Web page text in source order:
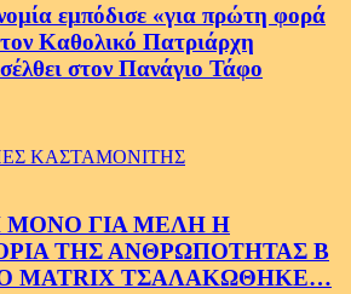
εμπόδισε «για πρώτη φορά
Καθολικό Πατριάρχη
στον Πανάγιο Τάφο
ΚΑΣΤΑΜΟΝΙΤΗΣ
ΓΙΑ ΜΕΛΗ Η
ΤΗΣ ΑΝΘΡΩΠΟΤΗΤΑΣ Β
MATRIX ΤΣΑΛΑΚΩΘΗΚΕ…